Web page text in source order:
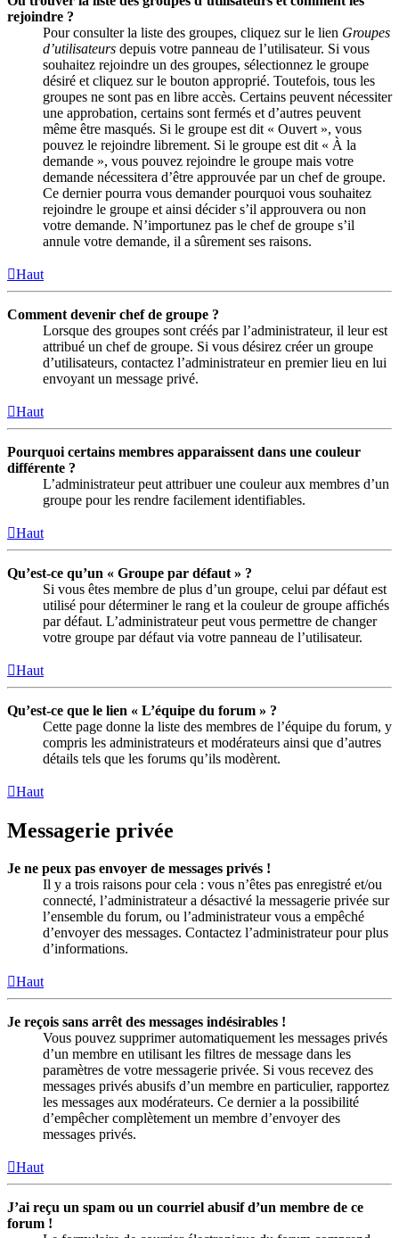
rejoindre ?
Pour consulter la liste des groupes, cliquez sur le lien Groupes
d’utilisateurs depuis votre panneau de l’utilisateur. Si vous
souhaitez rejoindre un des groupes, sélectionnez le groupe
désiré et cliquez sur le bouton approprié. Toutefois, tous les
groupes ne sont pas en libre accès. Certains peuvent nécessiter
une approbation, certains sont fermés et d’autres peuvent
même être masqués. Si le groupe est dit « Ouvert », vous
pouvez le rejoindre librement. Si le groupe est dit « À la
demande », vous pouvez rejoindre le groupe mais votre
demande nécessitera d’être approuvée par un chef de groupe.
Ce dernier pourra vous demander pourquoi vous souhaitez
rejoindre le groupe et ainsi décider s’il approuvera ou non
votre demande. N’importunez pas le chef de groupe s’il
annule votre demande, il a sûrement ses raisons.
Haut
Comment devenir chef de groupe ?
Lorsque des groupes sont créés par l’administrateur, il leur est
attribué un chef de groupe. Si vous désirez créer un groupe
d’utilisateurs, contactez l’administrateur en premier lieu en lui
envoyant un message privé.
Haut
Pourquoi certains membres apparaissent dans une couleur
différente ?
L’administrateur peut attribuer une couleur aux membres d’un
groupe pour les rendre facilement identifiables.
Haut
Qu’est-ce qu’un « Groupe par défaut » ?
Si vous êtes membre de plus d’un groupe, celui par défaut est
utilisé pour déterminer le rang et la couleur de groupe affichés
par défaut. L’administrateur peut vous permettre de changer
votre groupe par défaut via votre panneau de l’utilisateur.
Haut
Qu’est-ce que le lien « L’équipe du forum » ?
Cette page donne la liste des membres de l’équipe du forum, y
compris les administrateurs et modérateurs ainsi que d’autres
détails tels que les forums qu’ils modèrent.
Haut
Messagerie privée
Je ne peux pas envoyer de messages privés !
Il y a trois raisons pour cela : vous n’êtes pas enregistré et/ou
connecté, l’administrateur a désactivé la messagerie privée sur
l’ensemble du forum, ou l’administrateur vous a empêché
d’envoyer des messages. Contactez l’administrateur pour plus
d’informations.
Haut
Je reçois sans arrêt des messages indésirables !
Vous pouvez supprimer automatiquement les messages privés
d’un membre en utilisant les filtres de message dans les
paramètres de votre messagerie privée. Si vous recevez des
messages privés abusifs d’un membre en particulier, rapportez
les messages aux modérateurs. Ce dernier a la possibilité
d’empêcher complètement un membre d’envoyer des
messages privés.
Haut
J’ai reçu un spam ou un courriel abusif d’un membre de ce
forum !